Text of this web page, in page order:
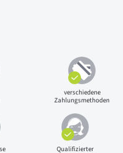
verschiedene
Zahlungsmethoden
Qualifizierter